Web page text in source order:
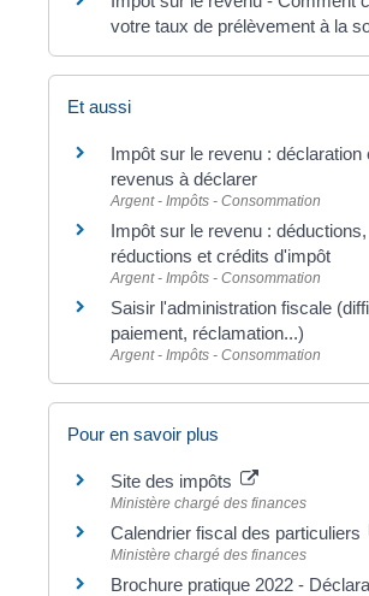
votre taux de prélèvement à la
Et aussi
Impôt sur le revenu : déclaration
revenus à déclarer
Argent - Impôts - Consommation
Impôt sur le revenu : déductions,
réductions et crédits d'impôt
Argent - Impôts - Consommation
Saisir l'administration fiscale
paiement, réclamation...)
Argent - Impôts - Consommation
Pour en savoir plus
Site des impôts
Ministère chargé des finances
Calendrier fiscal des particuliers
Ministère chargé des finances
Brochure pratique 2022 -